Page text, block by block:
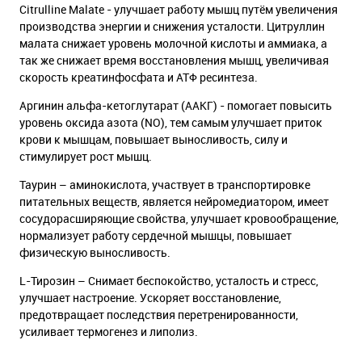
Citrulline Malate - улучшает работу мышц путём увеличения
производства энергии и снижения усталости. Цитруллин
малата снижает уровень молочной кислоты и аммиака, а
так же снижает время восстановления мышц, увеличивая
скорость креатинфосфата и АТФ ресинтеза.
Аргинин альфа-кетоглутарат (ААКГ) - помогает повысить
уровень оксида азота (NO), тем самым улучшает приток
крови к мышцам, повышает выносливость, силу и
стимулирует рост мышц.
Таурин – аминокислота, участвует в транспортировке
питательных веществ, является нейромедиатором, имеет
сосудорасширяющие свойства, улучшает кровообращение,
нормализует работу сердечной мышцы, повышает
физическую выносливость.
L-Тирозин – Снимает беспокойство, усталость и стресс,
улучшает настроение. Ускоряет восстановление,
предотвращает последствия перетренированности,
усиливает термогенез и липолиз.